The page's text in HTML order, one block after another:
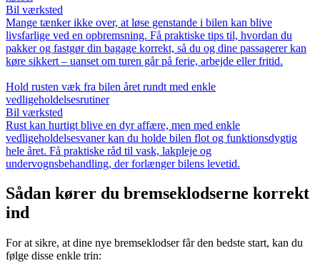
Bil værksted
Mange tænker ikke over, at løse genstande i bilen kan blive
livsfarlige ved en opbremsning. Få praktiske tips til, hvordan du
pakker og fastgør din bagage korrekt, så du og dine passagerer kan
køre sikkert – uanset om turen går på ferie, arbejde eller fritid.
Hold rusten væk fra bilen året rundt med enkle
vedligeholdelsesrutiner
Bil værksted
Rust kan hurtigt blive en dyr affære, men med enkle
vedligeholdelsesvaner kan du holde bilen flot og funktionsdygtig
hele året. Få praktiske råd til vask, lakpleje og
undervognsbehandling, der forlænger bilens levetid.
Sådan kører du bremseklodserne korrekt
ind
For at sikre, at dine nye bremseklodser får den bedste start, kan du
følge disse enkle trin: